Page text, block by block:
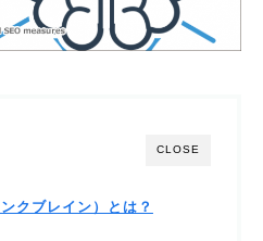
CLOSE
クブレイン）とは？